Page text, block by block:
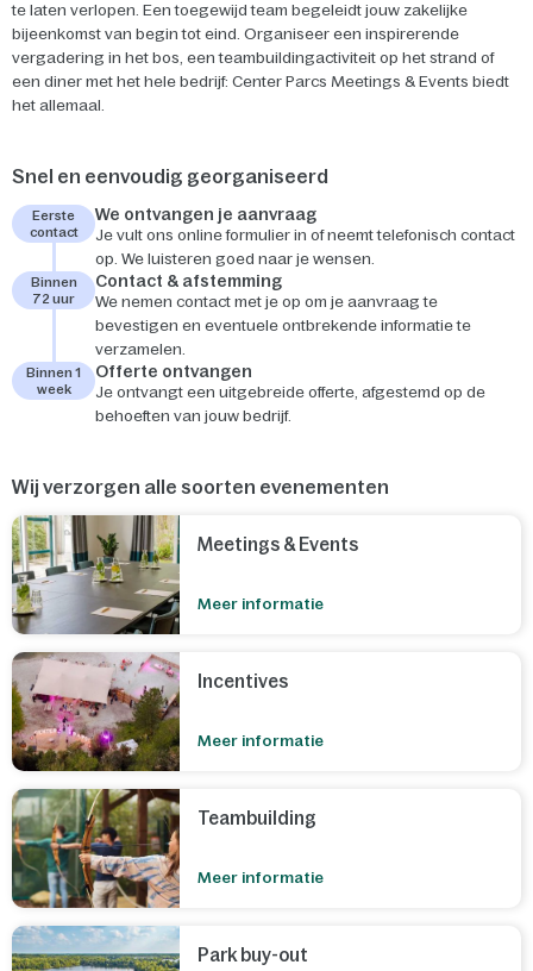
te laten verlopen. Een toegewijd team begeleidt jouw zakelijke
bijeenkomst van begin tot eind. Organiseer een inspirerende
vergadering in het bos, een teambuildingactiviteit op het strand of
een diner met het hele bedrijf: Center Parcs Meetings & Events biedt
het allemaal.
Snel en eenvoudig georganiseerd
Eerste
contact
We ontvangen je aanvraag
Je vult ons online formulier in of neemt telefonisch contact
op. We luisteren goed naar je wensen.
Binnen
72 uur
Contact & afstemming
We nemen contact met je op om je aanvraag te
bevestigen en eventuele ontbrekende informatie te
verzamelen.
Binnen 1
week
Offerte ontvangen
Je ontvangt een uitgebreide offerte, afgestemd op de
behoeften van jouw bedrijf.
Wij verzorgen alle soorten evenementen
Meetings & Events
Meer informatie
Incentives
Meer informatie
Teambuilding
Meer informatie
Park buy-out